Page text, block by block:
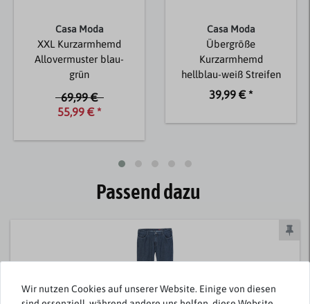
Casa Moda
XXL Kurzarmhemd
Allovermuster blau-
grün
69,99 €
55,99 € *
Casa Moda
Übergröße
Kurzarmhemd
hellblau-weiß Streifen
39,99 € *
Passend dazu
Wir nutzen Cookies auf unserer Website. Einige von diesen